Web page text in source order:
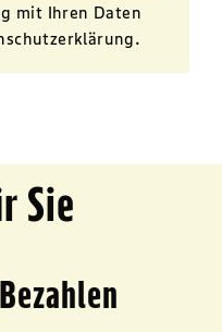
mit Ihren Daten
.
Sie